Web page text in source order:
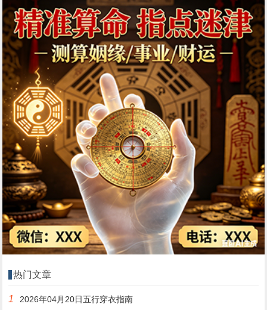
热门文章
1 2026年04月20日五行穿衣指南